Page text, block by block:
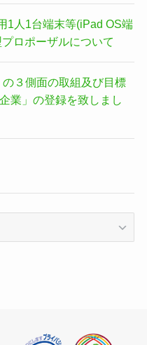
1人1台端末等(iPad OS端
ロポーザルについて
の３側面の取組及び目標
業」の登録を致しまし